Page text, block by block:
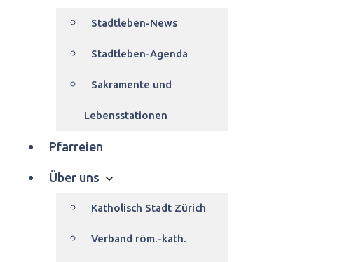
Stadtleben-News
Stadtleben-Agenda
Sakramente und
Lebensstationen
Pfarreien
Über uns
Katholisch Stadt Zürich
Verband röm.-kath.